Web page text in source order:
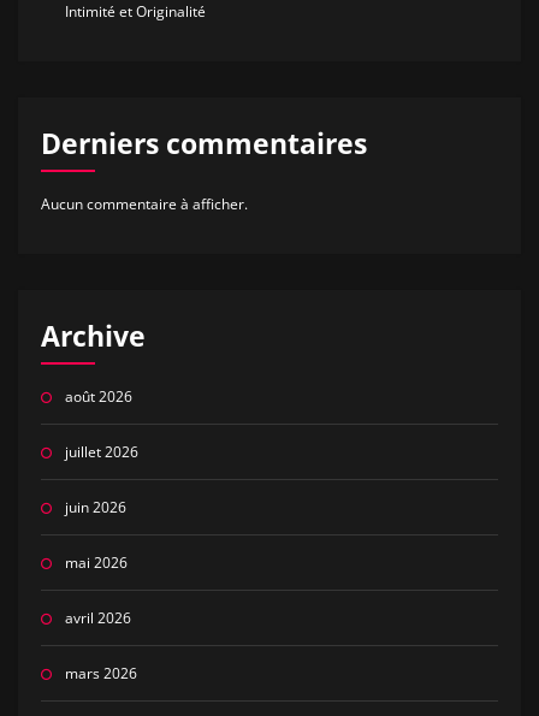
Intimité et Originalité
Derniers commentaires
Aucun commentaire à afficher.
Archive
août 2026
juillet 2026
juin 2026
mai 2026
avril 2026
mars 2026